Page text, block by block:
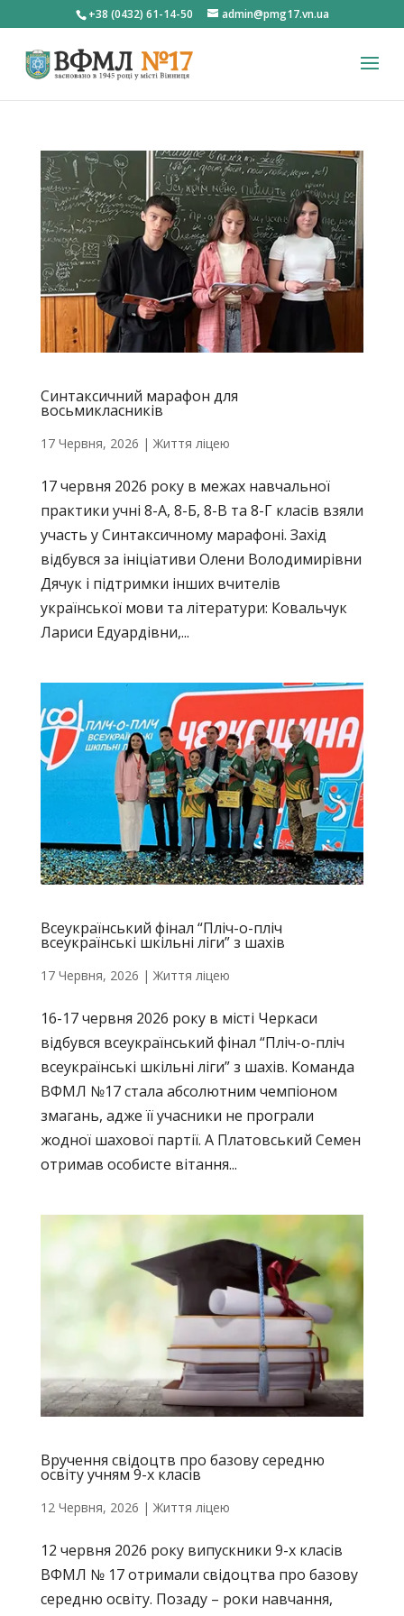
+38 (0432) 61-14-50 admin@pmg17.vn.ua
Синтаксичний марафон для
восьмикласників
17 Червня, 2026 | Життя ліцею
17 червня 2026 року в межах навчальної
практики учні 8-А, 8-Б, 8-В та 8-Г класів взяли
участь у Синтаксичному марафоні. Захід
відбувся за ініціативи Олени Володимирівни
Дячук і підтримки інших вчителів
української мови та літератури: Ковальчук
Лариси Едуардівни,...
Всеукраїнський фінал “Пліч-о-пліч
всеукраїнські шкільні ліги” з шахів
17 Червня, 2026 | Життя ліцею
16-17 червня 2026 року в місті Черкаси
відбувся всеукраїнський фінал “Пліч-о-пліч
всеукраїнські шкільні ліги” з шахів. Команда
ВФМЛ №17 стала абсолютним чемпіоном
змагань, адже її учасники не програли
жодної шахової партії. А Платовський Семен
отримав особисте вітання...
Вручення свідоцтв про базову середню
освіту учням 9-х класів
12 Червня, 2026 | Життя ліцею
12 червня 2026 року випускники 9-х класів
ВФМЛ № 17 отримали свідоцтва про базову
середню освіту. Позаду – роки навчання,